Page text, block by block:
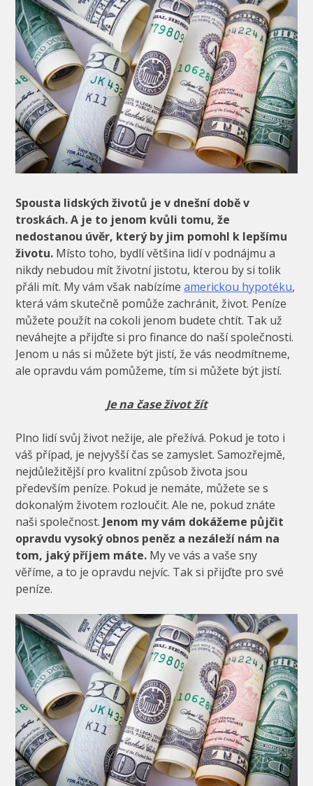
Spousta lidských životů je v dnešní době v
troskách. A je to jenom kvůli tomu, že
nedostanou úvěr, který by jim pomohl k lepšímu
životu. Místo toho, bydlí většina lidí v podnájmu a
nikdy nebudou mít životní jistotu, kterou by si tolik
přáli mít. My vám však nabízímeamerickou hypotéku,
která vám skutečně pomůže zachránit, život. Peníze
můžete použít na cokoli jenom budete chtít. Tak už
neváhejte a přijďte si pro finance do naší společnosti.
Jenom u nás si můžete být jistí, že vás neodmítneme,
ale opravdu vám pomůžeme, tím si můžete být jistí.
Je na čase život žít
Plno lidí svůj život nežije, ale přežívá. Pokud je toto i
váš případ, je nejvyšší čas se zamyslet. Samozřejmě,
nejdůležitější pro kvalitní způsob života jsou
především peníze. Pokud je nemáte, můžete se s
dokonalým životem rozloučit. Ale ne, pokud znáte
naši společnost. Jenom my vám dokážeme půjčit
opravdu vysoký obnos peněz a nezáleží nám na
tom, jaký příjem máte. My ve vás a vaše sny
věříme, a to je opravdu nejvíc. Tak si přijďte pro své
peníze.